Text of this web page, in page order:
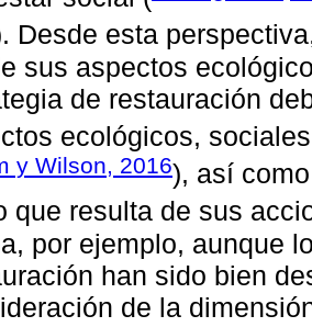
Desde esta
sus aspectos
de restauración
ecológicos,
y Wilson, 2016), así
que resulta de sus
por ejemplo, aunque
han sido bien
de la